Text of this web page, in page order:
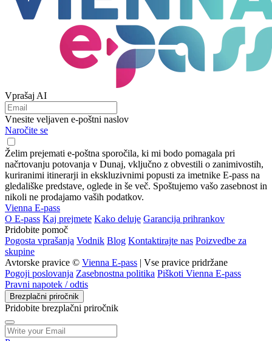
Vprašaj AI
Vnesite veljaven e-poštni naslov
Naročite se
Želim prejemati e-poštna sporočila, ki mi bodo pomagala pri
načrtovanju potovanja v Dunaj, vključno z obvestili o zanimivostih,
kuriranimi itinerarji in ekskluzivnimi popusti za imetnike E-pass na
gledališke predstave, oglede in še več. Spoštujemo vašo zasebnost in
nikoli ne prodajamo vaših podatkov.
Vienna E-pass
O E-pass Kaj prejmete Kako deluje Garancija prihrankov
Pridobite pomoč
Pogosta vprašanja Vodnik Blog Kontaktirajte nas Poizvedbe za
skupine
Avtorske pravice © Vienna E-pass | Vse pravice pridržane
Pogoji poslovanja Zasebnostna politika Piškoti Vienna E-pass
Pravni napotek / odtis
Brezplačni priročnik
Pridobite brezplačni priročnik